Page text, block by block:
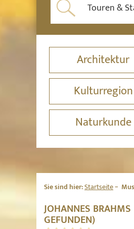
Architektur
Kulturregion
Naturkunde
Sie sind hier:Startseite
JOHANNES
GEFUNDEN)